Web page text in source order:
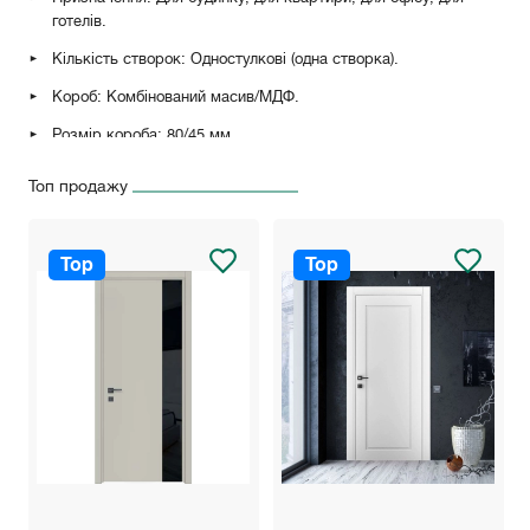
готелів.
Кількість створок: Одностулкові (одна створка).
Короб: Комбінований масив/МДФ.
Розмір короба: 80/45 мм.
петлі накладні AL143Q (Матовий хром, білий, чорний).
чи чорний) має магнітний "язичок" для легкого закривання.
Розширювач: 100 мм — для стін товщиною до 160 мм, 200
мм — для стін товщиною до 260 мм.
Колір: Білий матовий, білий ясен, сірий світлий/темний, дуб
Гарантія: 5 років
Топ продажу
Top Top